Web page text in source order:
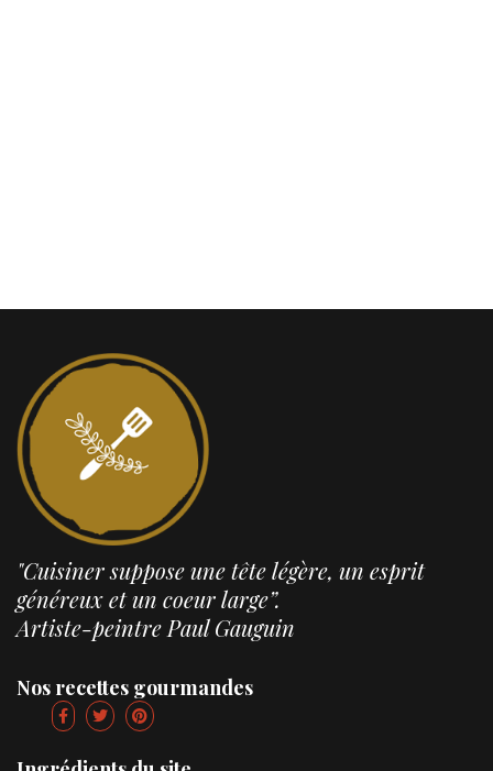
"Cuisiner suppose une tête légère, un esprit
généreux et un coeur large”.
Artiste-peintre Paul Gauguin
Nos recettes gourmandes